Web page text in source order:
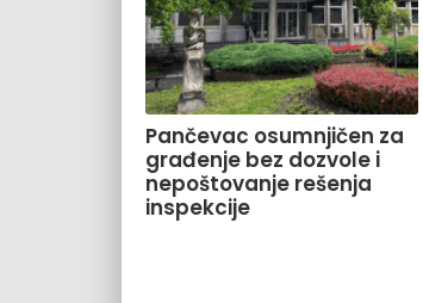
Pančevac osumnjičen za
građenje bez dozvole i
nepoštovanje rešenja
inspekcije